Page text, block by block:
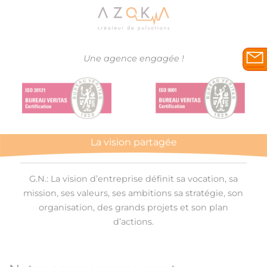
Une agence engagée !
La vision partagée
G.N.: La vision d’entreprise définit sa vocation, sa
mission, ses valeurs, ses ambitions sa stratégie, son
organisation, des grands projets et son plan
d’actions.